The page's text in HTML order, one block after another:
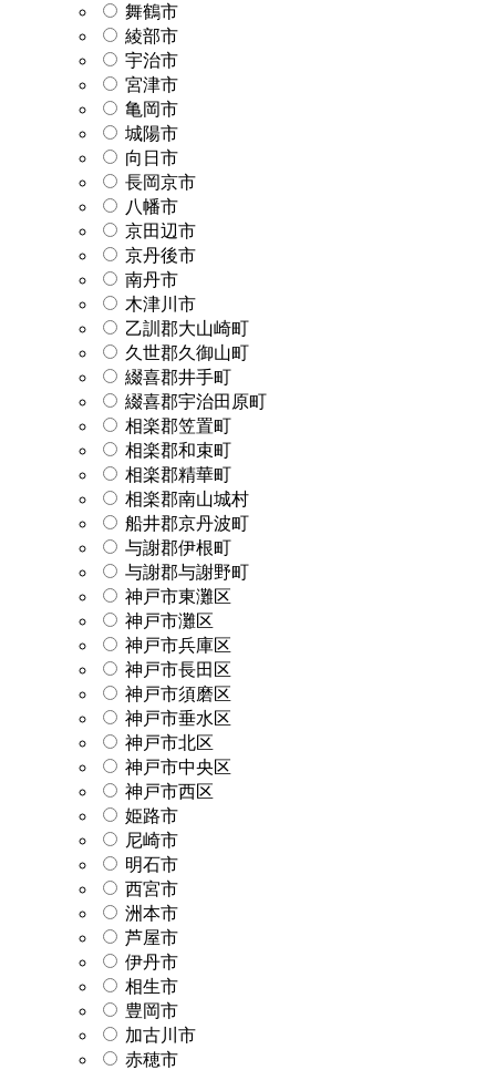
舞鶴市
綾部市
宇治市
宮津市
亀岡市
城陽市
向日市
長岡京市
八幡市
京田辺市
京丹後市
南丹市
木津川市
乙訓郡大山崎町
久世郡久御山町
綴喜郡井手町
綴喜郡宇治田原町
相楽郡笠置町
相楽郡和束町
相楽郡精華町
相楽郡南山城村
船井郡京丹波町
与謝郡伊根町
与謝郡与謝野町
神戸市東灘区
神戸市灘区
神戸市兵庫区
神戸市長田区
神戸市須磨区
神戸市垂水区
神戸市北区
神戸市中央区
神戸市西区
姫路市
尼崎市
明石市
西宮市
洲本市
芦屋市
伊丹市
相生市
豊岡市
加古川市
赤穂市